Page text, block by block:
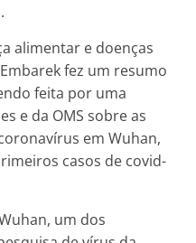
alimentar e doenças
fez um resumo
feita por uma
e da OMS sobre as
em Wuhan,
casos de covid-
um dos